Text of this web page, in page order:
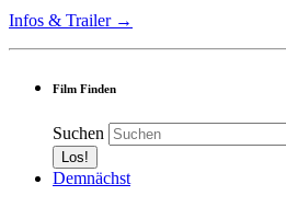
Infos & Trailer →
Film Finden
Suchen
Demnächst